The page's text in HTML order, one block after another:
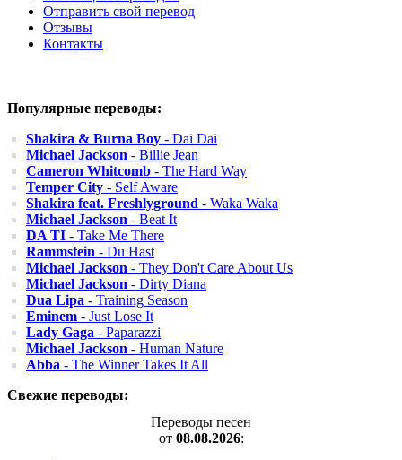
Отправить свой перевод
Отзывы
Контакты
Популярные переводы:
Shakira & Burna Boy - Dai Dai
Michael Jackson - Billie Jean
Cameron Whitcomb - The Hard Way
Temper City - Self Aware
Shakira feat. Freshlyground - Waka Waka
Michael Jackson - Beat It
DA TI - Take Me There
Rammstein - Du Hast
Michael Jackson - They Don't Care About Us
Michael Jackson - Dirty Diana
Dua Lipa - Training Season
Eminem - Just Lose It
Lady Gaga - Paparazzi
Michael Jackson - Human Nature
Abba - The Winner Takes It All
Свежие переводы:
Переводы песен
от 08.08.2026: